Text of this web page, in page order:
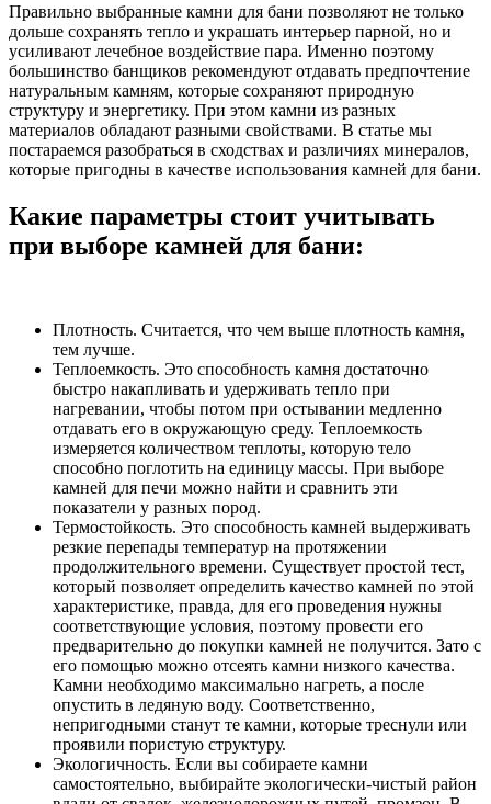
Правильно выбранные камни для бани позволяют не только
дольше сохранять тепло и украшать интерьер парной, но и
усиливают лечебное воздействие пара. Именно поэтому
большинство банщиков рекомендуют отдавать предпочтение
натуральным камням, которые сохраняют природную
структуру и энергетику. При этом камни из разных
материалов обладают разными свойствами. В статье мы
постараемся разобраться в сходствах и различиях минералов,
которые пригодны в качестве использования камней для бани.
Какие параметры стоит учитывать
при выборе камней для бани:
Плотность. Считается, что чем выше плотность камня,
тем лучше.
Теплоемкость. Это способность камня достаточно
быстро накапливать и удерживать тепло при
нагревании, чтобы потом при остывании медленно
отдавать его в окружающую среду. Теплоемкость
измеряется количеством теплоты, которую тело
способно поглотить на единицу массы. При выборе
камней для печи можно найти и сравнить эти
показатели у разных пород.
Термостойкость. Это способность камней выдерживать
резкие перепады температур на протяжении
продолжительного времени. Существует простой тест,
который позволяет определить качество камней по этой
характеристике, правда, для его проведения нужны
соответствующие условия, поэтому провести его
предварительно до покупки камней не получится. Зато с
его помощью можно отсеять камни низкого качества.
Камни необходимо максимально нагреть, а после
опустить в ледяную воду. Соответственно,
непригодными станут те камни, которые треснули или
проявили пористую структуру.
Экологичность. Если вы собираете камни
самостоятельно, выбирайте экологически-чистый район